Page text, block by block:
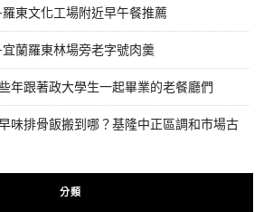
羅東文化工場附近早午餐推薦
宜蘭羅東林場旁老字號肉羹
年跟著政大學生一起畢業的老餐廳們
味排骨飯搬到哪？基隆中正區調和市場古
分類